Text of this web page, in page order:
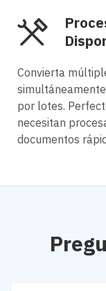
Convierta
por lotes.
necesitan
documentos